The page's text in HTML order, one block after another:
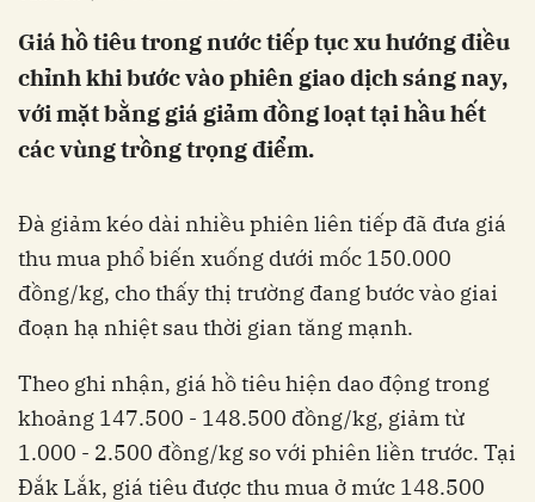
Giá hồ tiêu trong nước tiếp tục xu hướng điều
chỉnh khi bước vào phiên giao dịch sáng nay,
với mặt bằng giá giảm đồng loạt tại hầu hết
các vùng trồng trọng điểm.
Đà giảm kéo dài nhiều phiên liên tiếp đã đưa giá
thu mua phổ biến xuống dưới mốc 150.000
đồng/kg, cho thấy thị trường đang bước vào giai
đoạn hạ nhiệt sau thời gian tăng mạnh.
Theo ghi nhận, giá hồ tiêu hiện dao động trong
khoảng 147.500 - 148.500 đồng/kg, giảm từ
1.000 - 2.500 đồng/kg so với phiên liền trước. Tại
Đắk Lắk, giá tiêu được thu mua ở mức 148.500
Hủy